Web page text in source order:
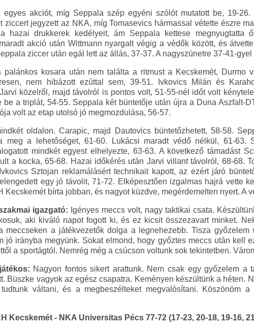
egyes akciót, míg Seppala szép egyéni szólót mutatott be, 19-
ziccert jegyzett az NKA, míg Tomasevics hármassal vétette észre
hazai drukkerek kedélyeit, ám Seppala kettese megnyugtatta
akció után Wittmann nyargalt végig a védők között, és
ziccer után egál lett az állás, 37-37. A nagyszünetre 37-41-
palánkos kosara után nem találta a ritmust a Kecskemét, Durmo
nem hibázott ezúttal sem, 39-51. Ivkovics Milán és
közelről, majd távolról is pontos volt, 51-55-nél időt volt
be a triplát, 54-55. Seppala két büntetője után újra a Duna Aszfalt-
volt az etap utolsó jó megmozdulása, 56-57.
oldalon. Carapic, majd Dautovics büntetőzhetett, 58-58.
meg a lehetőséget, 61-60. Lukácsi maradt védő nélkül, 61-63.
mindkét egyest elhelyezte, 63-63. A következő támadást
a kocka, 65-68. Hazai időkérés után Jarvi villant távolról, 68-68.
Sztojan reklamálásért technikait kapott, az ezért járó
egy jó távolit, 71-72. Elképesztően izgalmas hajrá vette
Kecskemét bírta jobban, és nagyot küzdve, megérdemelten nyert. A
igazgató: Igényes meccs volt, nagy taktikai csata.
aki kiváló napot fogott ki, és ez kicsit összezavart minket.
meccseken a játékvezetők dolga a legnehezebb. Tisza győzelem
jó irányba megyünk. Sokat elmond, hogy győztes meccs után kell
a sportágtól. Nemrég még a csúcson voltunk sok tekintetben.
Nagyon fontos sikert arattunk. Nem csak egy győzelem a
Büszke vagyok az egész csapatra. Keményen készültünk a héten.
váltani, és a megbeszélteket megvalósítani. Köszönöm
Kecskemét - NKA Universitas Pécs 77-72 (17-23, 20-18, 19-16,